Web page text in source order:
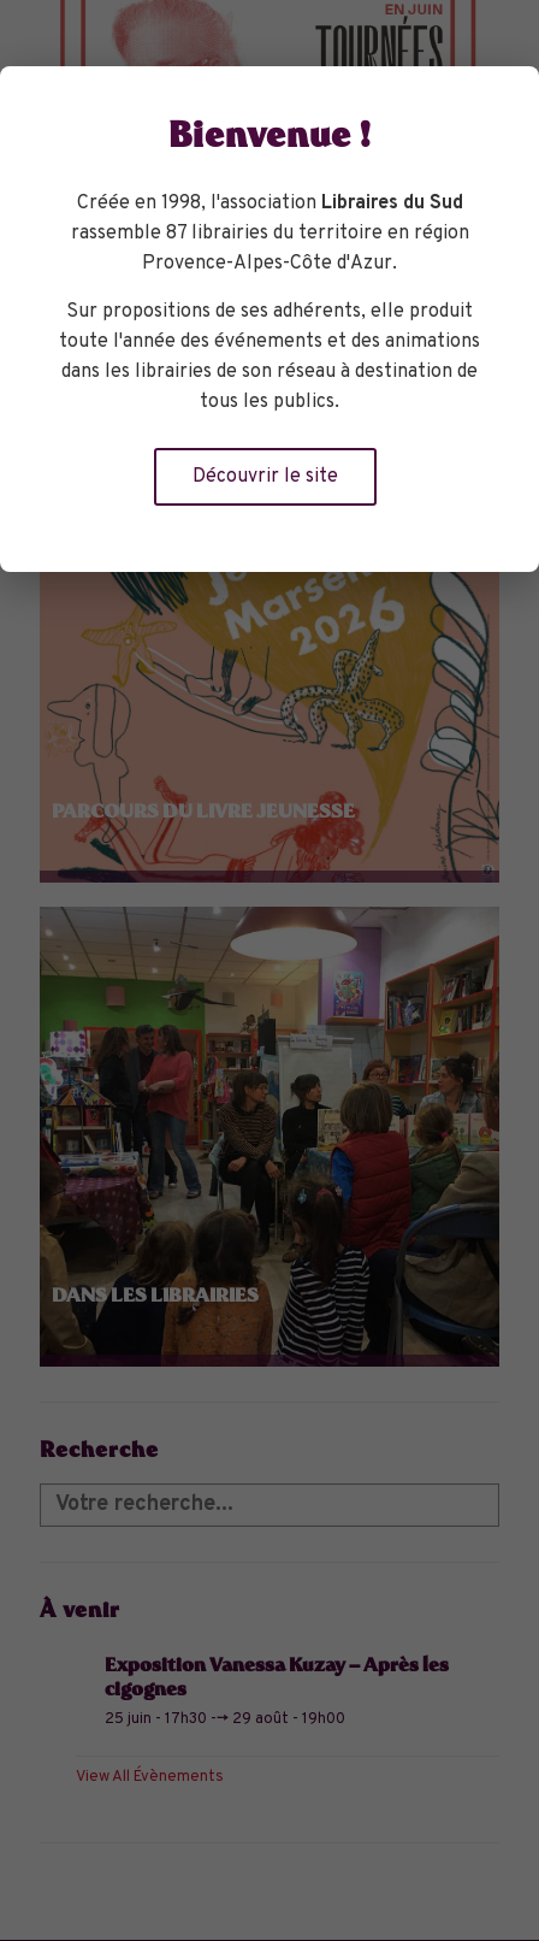
TOURNÉES GÉNÉRALES
PARCOURS DU LIVRE JEUNESSE
DANS LES LIBRAIRIES
Recherche
À venir
Exposition Vanessa Kuzay – Après les
cigognes
25 juin - 17h30 --> 29 août - 19h00
View All Évènements
Bienvenue !
Créée en 1998, l'association Libraires du Sud
rassemble 87 librairies du territoire en région
Provence-Alpes-Côte d'Azur.
Sur propositions de ses adhérents, elle produit
toute l'année des événements et des animations
dans les librairies de son réseau à destination de
tous les publics.
Découvrir le site